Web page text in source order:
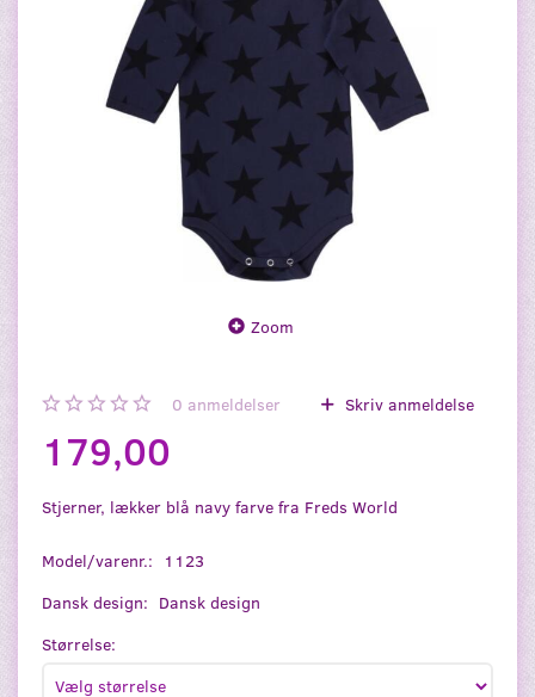
Zoom
0 anmeldelser Skriv anmeldelse
179,00
Stjerner, lækker blå navy farve fra Freds World
Model/varenr.:
1123
Dansk design: Dansk design
Størrelse: